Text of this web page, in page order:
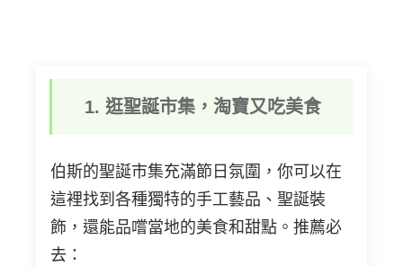
1. 逛聖誕市集，淘寶又吃美食
伯斯的聖誕市集充滿節日氛圍，你可以在
這裡找到各種獨特的手工藝品、聖誕裝
飾，還能品嚐當地的美食和甜點。推薦必
去：